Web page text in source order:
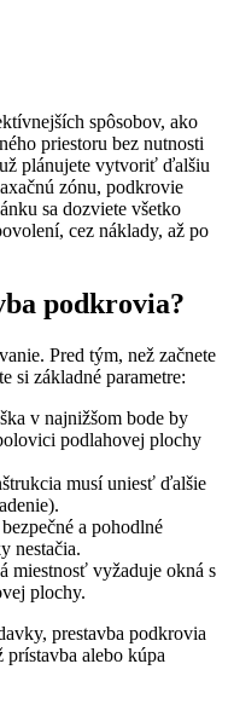
spôsobov, ako
priestoru bez nutnosti
plánujete vytvoriť ďalšiu
zónu, podkrovie
sa dozviete všetko
cez náklady, až po
podkrovia?
Pred tým, než začnete
si základné parametre:
v najnižšom bode by
podlahovej plochy
musí uniesť ďalšie
a pohodlné
nestačia.
miestnosť vyžaduje okná s
plochy.
prestavba podkrovia
alebo kúpa